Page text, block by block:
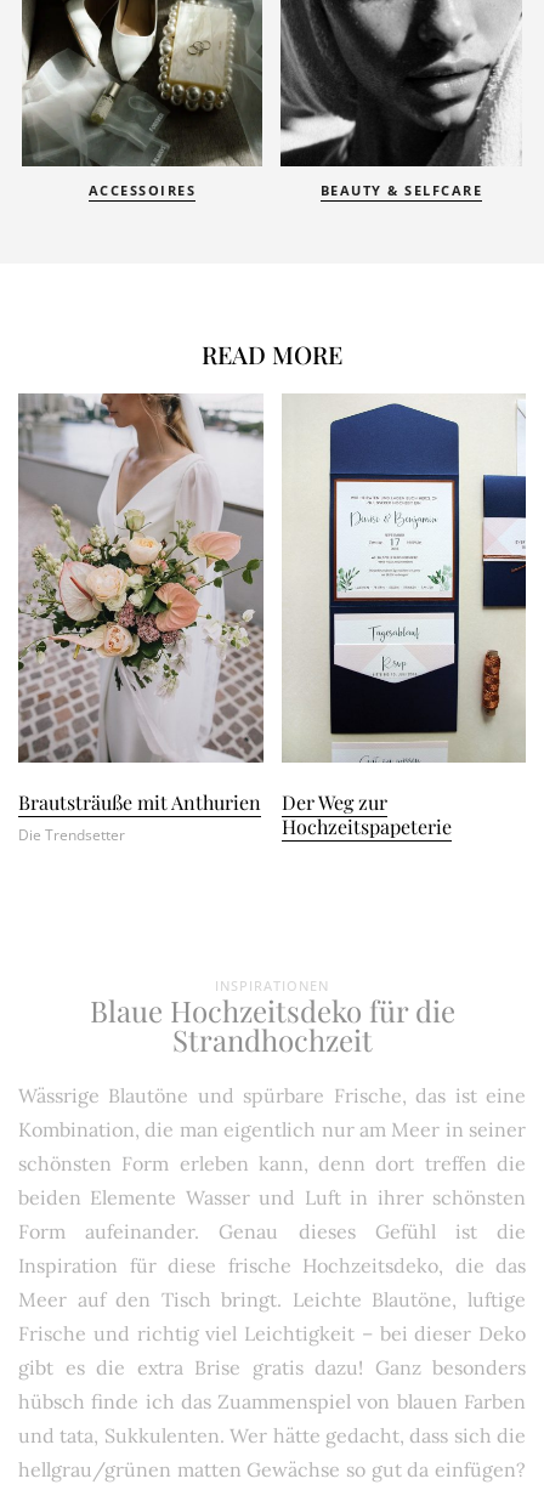
BEAUTY & SELFCARE BRAUTMODE
READ MORE
Brautsträuße mit Anthurien
Die Trendsetter
Der Weg zur
Hochzeitspapeterie
INSPIRATIONEN
Blaue Hochzeitsdeko für die
Strandhochzeit
Wässrige Blautöne und spürbare Frische, das ist eine
Kombination, die man eigentlich nur am Meer in seiner
schönsten Form erleben kann, denn dort treffen die
beiden Elemente Wasser und Luft in ihrer schönsten
Form aufeinander. Genau dieses Gefühl ist die
Inspiration für diese frische Hochzeitsdeko, die das
Meer auf den Tisch bringt. Leichte Blautöne, luftige
Frische und richtig viel Leichtigkeit – bei dieser Deko
gibt es die extra Brise gratis dazu! Ganz besonders
hübsch finde ich das Zuammenspiel von blauen Farben
und tata, Sukkulenten. Wer hätte gedacht, dass sich die
hellgrau/grünen matten Gewächse so gut da einfügen?